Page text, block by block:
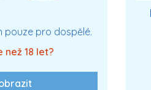
pouze pro dospělé.
než 18 let?